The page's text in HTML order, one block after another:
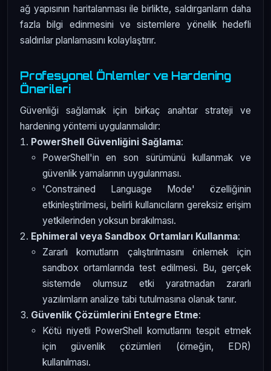
ağ yapısının haritalanması ile birlikte, saldırganların daha
fazla bilgi edinmesini ve sistemlere yönelik hedefli
saldırılar planlamasını kolaylaştırır.
Profesyonel Önlemler ve Hardening
Önerileri
Güvenliği sağlamak için birkaç anahtar strateji ve
hardening yöntemi uygulanmalıdır:
PowerShell Güvenliğini Sağlama:
PowerShell'in en son sürümünü kullanmak ve
güvenlik yamalarının uygulanması.
'Constrained Language Mode' özelliğinin
etkinleştirilmesi, belirli kullanıcıların gereksiz erişim
yetkilerinden yoksun bırakılması.
Ephimeral veya Sandbox Ortamları Kullanma:
Zararlı komutların çalıştırılmasını önlemek için
sandbox ortamlarında test edilmesi. Bu, gerçek
sistemde olumsuz etki yaratmadan zararlı
yazılımların analize tabi tutulmasına olanak tanır.
Güvenlik Çözümlerini Entegre Etme:
Kötü niyetli PowerShell komutlarını tespit etmek
için güvenlik çözümleri (örneğin, EDR)
kullanılması.